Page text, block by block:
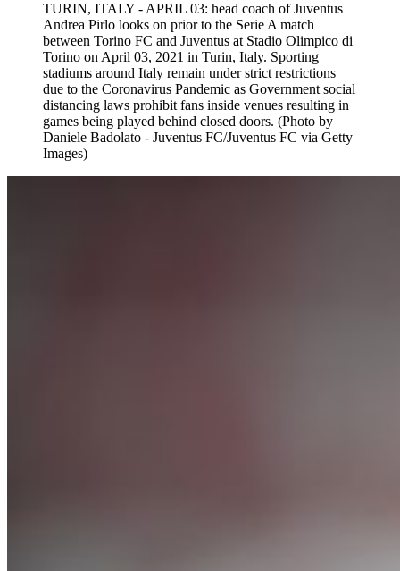
TURIN, ITALY - APRIL 03: head coach of Juventus
Andrea Pirlo looks on prior to the Serie A match
between Torino FC and Juventus at Stadio Olimpico di
Torino on April 03, 2021 in Turin, Italy. Sporting
stadiums around Italy remain under strict restrictions
due to the Coronavirus Pandemic as Government social
distancing laws prohibit fans inside venues resulting in
games being played behind closed doors. (Photo by
Daniele Badolato - Juventus FC/Juventus FC via Getty
Images)